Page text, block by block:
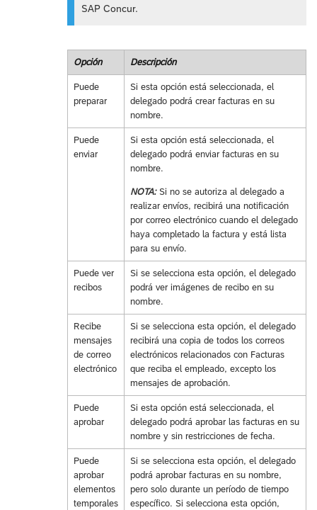
SAP Concur.
Opción Descripción
Puede
preparar
Si esta opción está seleccionada, el
delegado podrá crear facturas en su
nombre.
Puede
enviar
Si esta opción está seleccionada, el
delegado podrá enviar facturas en su
nombre.
NOTA:Si no se autoriza al delegado a
realizar envíos, recibirá una notificación
por correo electrónico cuando el delegado
haya completado la factura y está lista
para su envío.
Puede ver
recibos
Si se selecciona esta opción, el delegado
podrá ver imágenes de recibo en su
nombre.
Recibe
mensajes
de correo
electrónico
Si se selecciona esta opción, el delegado
recibirá una copia de todos los correos
electrónicos relacionados con Facturas
que reciba el empleado, excepto los
mensajes de aprobación.
Puede
aprobar
Si esta opción está seleccionada, el
delegado podrá aprobar las facturas en su
nombre y sin restricciones de fecha.
Puede
aprobar
elementos
temporales
Si se selecciona esta opción, el delegado
podrá aprobar facturas en su nombre,
pero solo durante un período de tiempo
específico. Si selecciona esta opción,